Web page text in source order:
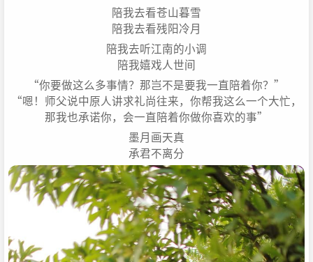
陪我去看苍山暮雪
陪我去看残阳冷月
陪我去听江南的小调
陪我嬉戏人世间
“你要做这么多事情？那岂不是要我一直陪着你？”
“嗯！师父说中原人讲求礼尚往来，你帮我这么一个大忙，
那我也承诺你，会一直陪着你做你喜欢的事”
墨月画天真
承君不离分